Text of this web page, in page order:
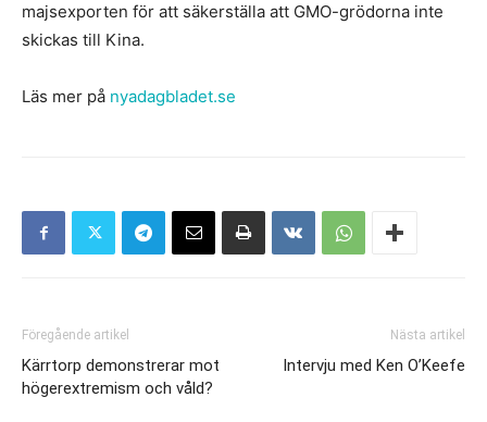
majsexporten för att säkerställa att GMO-grödorna inte
skickas till Kina.
Läs mer på nyadagbladet.se
Föregående artikel
Kärrtorp demonstrerar mot
högerextremism och våld?
Nästa artikel
Intervju med Ken O’Keefe